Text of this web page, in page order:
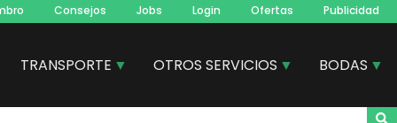
Consejos Jobs Login Ofertas Publicidad
TRANSPORTE OTROS SERVICIOS BODAS